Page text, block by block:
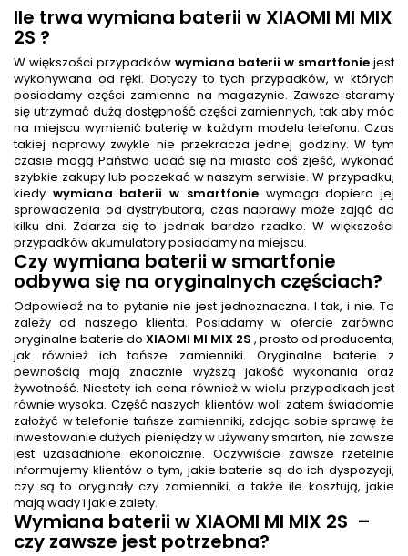
Ile trwa wymiana baterii w XIAOMI MI MIX
2S ?
W większości przypadków wymiana baterii w smartfonie jest
wykonywana od ręki. Dotyczy to tych przypadków, w których
posiadamy części zamienne na magazynie. Zawsze staramy
się utrzymać dużą dostępność części zamiennych, tak aby móc
na miejscu wymienić baterię w każdym modelu telefonu. Czas
takiej naprawy zwykle nie przekracza jednej godziny. W tym
czasie mogą Państwo udać się na miasto coś zjeść, wykonać
szybkie zakupy lub poczekać w naszym serwisie. W przypadku,
kiedy wymiana baterii w smartfoniewymaga dopiero jej
sprowadzenia od dystrybutora, czas naprawy może zająć do
kilku dni. Zdarza się to jednak bardzo rzadko. W większości
przypadków akumulatory posiadamy na miejscu.
Czywymiana baterii w smartfonie
odbywa się na oryginalnych częściach?
Odpowiedź na to pytanie nie jest jednoznaczna. I tak, i nie. To
zależy od naszego klienta. Posiadamy w ofercie zarówno
oryginalne baterie do XIAOMI MI MIX 2S , prosto od producenta,
jak również ich tańsze zamienniki. Oryginalne baterie z
pewnością mają znacznie wyższą jakość wykonania oraz
żywotność. Niestety ich cena również w wielu przypadkach jest
równie wysoka. Część naszych klientów woli zatem świadomie
założyć w telefonie tańsze zamienniki, zdając sobie sprawę że
inwestowanie dużych pieniędzy w używany smarton, nie zawsze
jest uzasadnione ekonoicznie. Oczywiście zawsze rzetelnie
informujemy klientów o tym, jakie baterie są do ich dyspozycji,
czy są to oryginały czy zamienniki, a także ile kosztują, jakie
mają wady i jakie zalety.
Wymiana baterii w XIAOMI MI MIX 2S –
czy zawsze jest potrzebna?